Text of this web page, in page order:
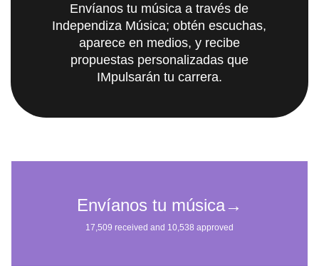
Envíanos tu música a través de
Independiza Música; obtén escuchas,
aparece en medios, y recibe
propuestas personalizadas que
IMpulsarán tu carrera.